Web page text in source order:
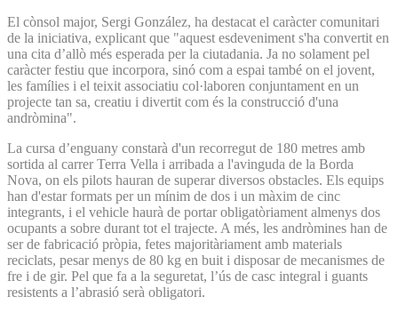
El cònsol major, Sergi González, ha destacat el caràcter comunitari
de la iniciativa, explicant que "aquest esdeveniment s'ha convertit en
una cita d’allò més esperada per la ciutadania. Ja no solament pel
caràcter festiu que incorpora, sinó com a espai també on el jovent,
les famílies i el teixit associatiu col·laboren conjuntament en un
projecte tan sa, creatiu i divertit com és la construcció d'una
andròmina".
La cursa d’enguany constarà d'un recorregut de 180 metres amb
sortida al carrer Terra Vella i arribada a l'avinguda de la Borda
Nova, on els pilots hauran de superar diversos obstacles. Els equips
han d'estar formats per un mínim de dos i un màxim de cinc
integrants, i el vehicle haurà de portar obligatòriament almenys dos
ocupants a sobre durant tot el trajecte. A més, les andròmines han de
ser de fabricació pròpia, fetes majoritàriament amb materials
reciclats, pesar menys de 80 kg en buit i disposar de mecanismes de
fre i de gir. Pel que fa a la seguretat, l’ús de casc integral i guants
resistents a l’abrasió serà obligatori.